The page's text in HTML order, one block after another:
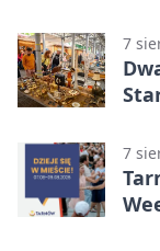
7
7